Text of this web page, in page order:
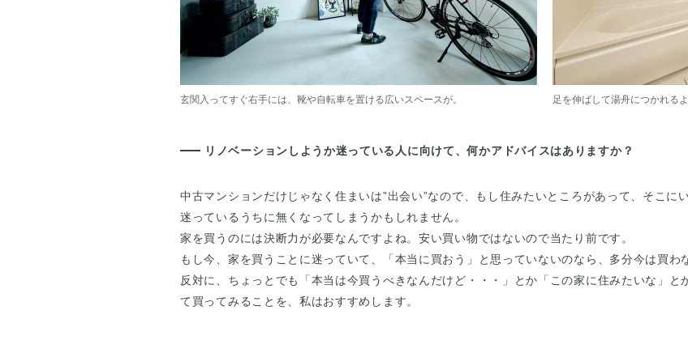
玄関入ってすぐ右手には、靴や自転車を置ける広いスペースが。 足を伸ばして湯舟につかれる
リノベーションしようか迷っている人に向けて、何かアドバイスはありますか？
中古マンションだけじゃなく住まいは”出会い”なので、もし住みたいところがあって、そこに
迷っているうちに無くなってしまうかもしれません。
家を買うのには決断力が必要なんですよね。安い買い物ではないので当たり前です。
もし今、家を買うことに迷っていて、「本当に買おう」と思っていないのなら、多分今は買わ
反対に、ちょっとでも「本当は今買うべきなんだけど・・・」とか「この家に住みたいな」と
て買ってみることを、私はおすすめします。